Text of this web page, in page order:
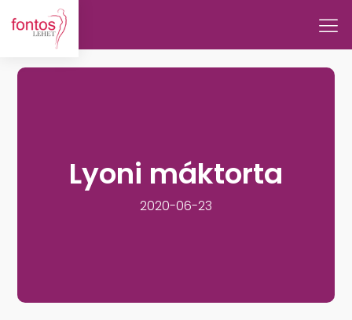
Lyoni máktorta
2020-06-23